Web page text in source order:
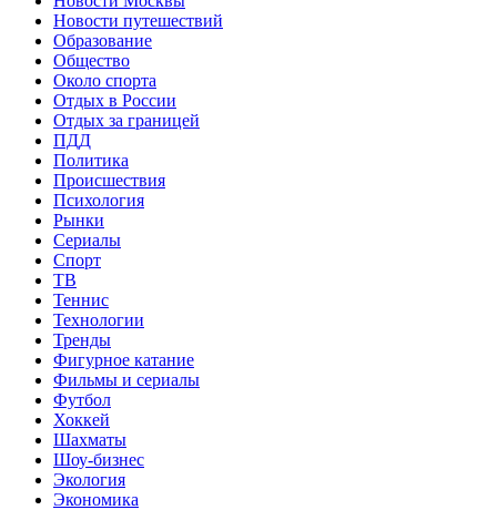
Новости путешествий
Образование
Общество
Около спорта
Отдых в России
Отдых за границей
ПДД
Политика
Происшествия
Психология
Рынки
Сериалы
Спорт
ТВ
Теннис
Технологии
Тренды
Фигурное катание
Фильмы и сериалы
Футбол
Хоккей
Шахматы
Шоу-бизнес
Экология
Экономика